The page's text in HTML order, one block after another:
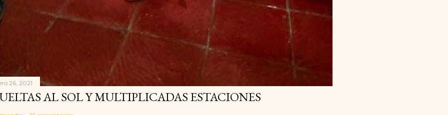
26, 2021
AL SOL Y MULTIPLICADAS ESTACIONES